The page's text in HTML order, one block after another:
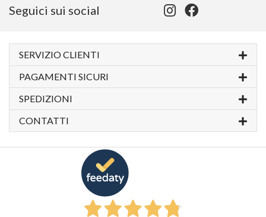
Seguici sui social
SERVIZIO CLIENTI
PAGAMENTI SICURI
SPEDIZIONI
CONTATTI